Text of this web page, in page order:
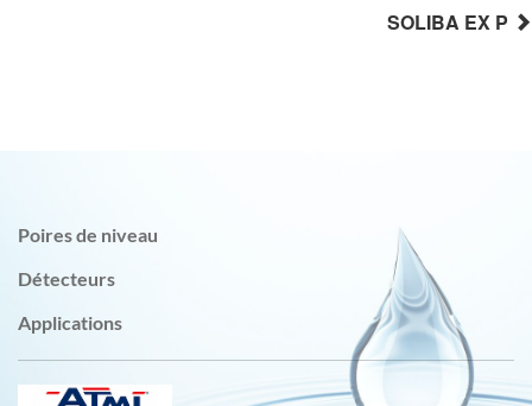
SOLIBA EX P
Poires de niveau
Détecteurs
Applications